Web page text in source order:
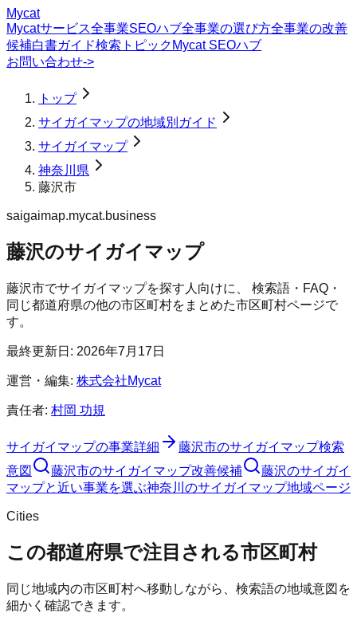
Mycat
Mycatサービス全事業SEOハブ全事業の選び方全事業の改善
候補白書ガイド検索トピック Mycat SEOハブ
お問い合わせ->
トップ
サイガイマップの地域別ガイド
サイガイマップ
神奈川県
藤沢市
saigaimap.mycat.business
藤沢のサイガイマップ
藤沢市でサイガイマップを探す人向けに、 検索語・FAQ・
同じ都道府県の他の市区町村をまとめた市区町村ページで
す。
最終更新日: 2026年7月17日
運営・編集: 株式会社Mycat
責任者: 村岡 功規
サイガイマップの事業詳細 藤沢市のサイガイマップ検索
意図
藤沢市のサイガイマップ改善候補
藤沢のサイガイ
マップと近い事業を選ぶ神奈川 のサイガイマップ地域ページ
Cities
この都道府県で注目される市区町村
同じ地域内の市区町村へ移動しながら、検索語の地域意図を
細かく確認できます。